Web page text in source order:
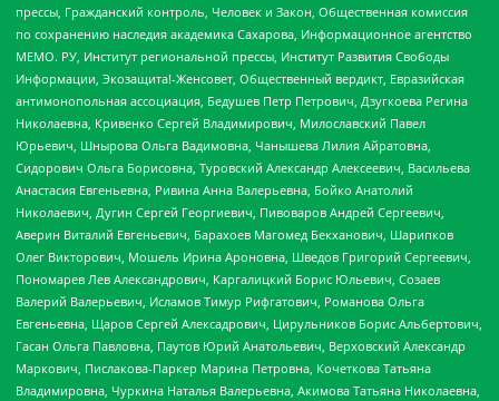
прессы, Гражданский контроль, Человек и Закон, Общественная комиссия
по сохранению наследия академика Сахарова, Информационное агентство
МЕМО. РУ, Институт региональной прессы, Институт Развития Свободы
Информации, Экозащита!-Женсовет, Общественный вердикт, Евразийская
антимонопольная ассоциация, Бедушев Петр Петрович, Дзугкоева Регина
Николаевна, Кривенко Сергей Владимирович, Милославский Павел
Юрьевич, Шнырова Ольга Вадимовна, Чанышева Лилия Айратовна,
Сидорович Ольга Борисовна, Туровский Александр Алексеевич, Васильева
Анастасия Евгеньевна, Ривина Анна Валерьевна, Бойко Анатолий
Николаевич, Дугин Сергей Георгиевич, Пивоваров Андрей Сергеевич,
Аверин Виталий Евгеньевич, Барахоев Магомед Бекханович, Шарипков
Олег Викторович, Мошель Ирина Ароновна, Шведов Григорий Сергеевич,
Пономарев Лев Александрович, Каргалицкий Борис Юльевич, Созаев
Валерий Валерьевич, Исламов Тимур Рифгатович, Романова Ольга
Евгеньевна, Щаров Сергей Алексадрович, Цирульников Борис Альбертович,
Гасан Ольга Павловна, Паутов Юрий Анатольевич, Верховский Александр
Маркович, Пислакова-Паркер Марина Петровна, Кочеткова Татьяна
Владимировна, Чуркина Наталья Валерьевна, Акимова Татьяна Николаевна,